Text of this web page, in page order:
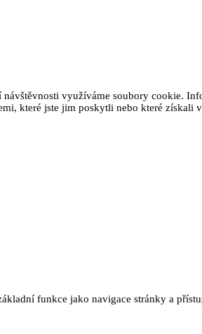
využíváme soubory cookie.
které jste jim poskytli nebo které získali
funkce jako navigace stránky a